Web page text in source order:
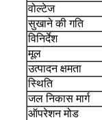
वोल्टेज
सुखाने की गति
विनिर्देश
मूल
उत्पादन क्षमता
स्थिति
जल निकास मार्ग
ऑपरेशन मोड